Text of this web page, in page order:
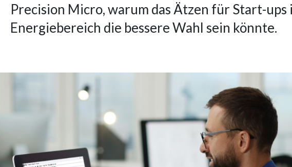
Precision Micro, warum das Ätzen für Start-ups
Energiebereich die bessere Wahl sein könnte.